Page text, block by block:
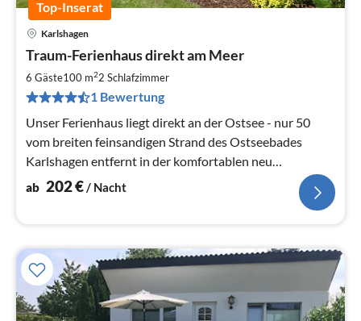
Top-Inserat
Karlshagen
Traum-Ferienhaus direkt am Meer
6 Gäste100 m22 Schlafzimmer
1 Bewertung
Unser Ferienhaus liegt direkt an der Ostsee - nur 50
vom breiten feinsandigen Strand des Ostseebades
Karlshagen entfernt in der komfortablen neu
angelegten Dünenresidenz Usedom
ab 202€/ Nacht